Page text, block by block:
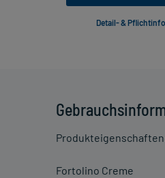
Fortolino Creme
Detail- &